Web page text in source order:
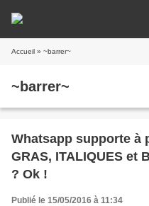
Accueil » ~barrer~
~barrer~
Whatsapp supporte à
GRAS, ITALIQUES et
? Ok !
Publié le 15/05/2016 à 11:34